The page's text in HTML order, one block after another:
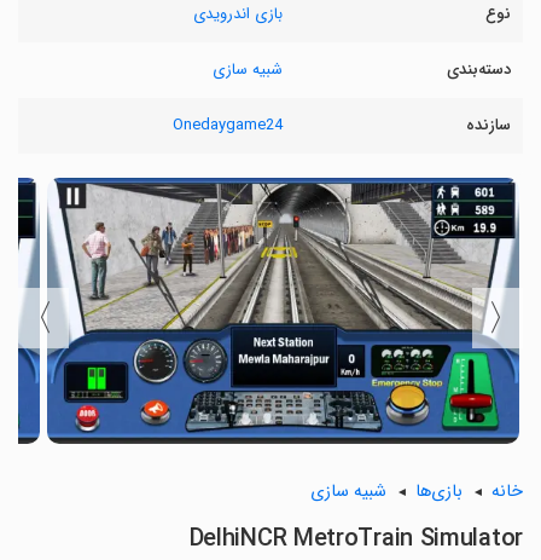
نوع بازی اندرویدی
دسته‌بندی شبیه سازی
سازنده Onedaygame24
〈
〉
خانه بازی‌ها شبیه سازی
DelhiNCR MetroTrain Simulator